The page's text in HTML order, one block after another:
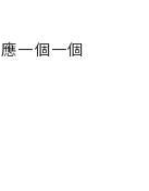
一個一個